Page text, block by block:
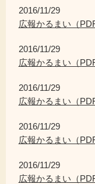
2016/11/29
広報かるまい（
2016/11/29
広報かるまい（
2016/11/29
広報かるまい（
2016/11/29
広報かるまい（
2016/11/29
広報かるまい（